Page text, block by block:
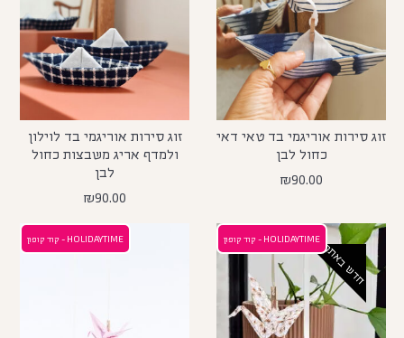
זוג סירות אוריגמי בד טאי דאי
כחול לבן
₪90.00
זוג סירות אוריגמי בד לוילון
ולמדף אריג משבצות כחול
לבן
₪90.00
חדש באתר
HOLIDAYTIME - קוד קופון HOLIDAYTIME - קוד קופון